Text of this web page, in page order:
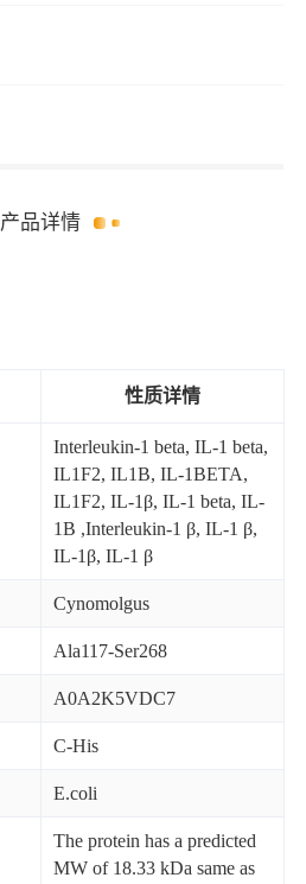
产品详情
性质详情
Interleukin-1 beta, IL-1 beta,
IL1F2, IL1B, IL-1BETA,
IL1F2, IL-1β, IL-1 beta, IL-
1B ,Interleukin-1 β, IL-1 β,
IL-1β, IL-1 β
Cynomolgus
Ala117-Ser268
A0A2K5VDC7
C-His
E.coli
The protein has a predicted
MW of 18.33 kDa same as